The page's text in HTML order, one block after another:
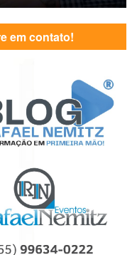
em contato!